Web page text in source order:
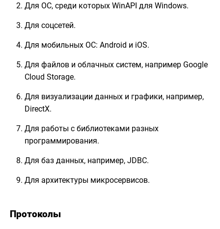
Для ОС, среди которых WinAPI для Windows.
Для соцсетей.
Для мобильных ОС: Android и iOS.
Для файлов и облачных систем, например Google
Cloud Storage.
Для визуализации данных и графики, например,
DirectX.
Для работы с библиотеками разных
программирования.
Для баз данных, например, JDBC.
Для архитектуры микросервисов.
Протоколы